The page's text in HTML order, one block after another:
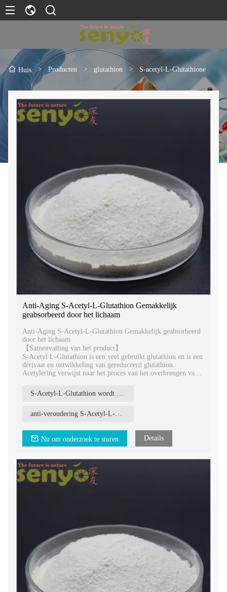
Huis > Producten > glutathion > S-acetyl-L-Glutathione
Anti-Aging S-Acetyl-L-Glutathion Gemakkelijk
geabsorbeerd door het lichaam
Anti-Aging S-Acetyl-L-Glutathion Gemakkelijk geabsorbeerd
door het lichaam
【Samenvatting van het product】
S-Acetyl L-Glutathion is een veel gebruikt glutathion en is een
derivaat en ontwikkeling van gereduceerd glutathion.
Acetylering verwijst naar het proces van het overbrengen van
acetylering van glutathion is gewoonlijk de aanhechting van
een acetylgroep aan een actief zwavelatoom. S-Acetyl
gemakkelijker door het lichaam wordt opgenomen dan andere
S-Acetyl-L-Glutathion wordt gemakkelijk door het lichaam opgenomen
anti-veroudering S-Acetyl-L-Glutathion
Nu om onderzoek te sturen Details